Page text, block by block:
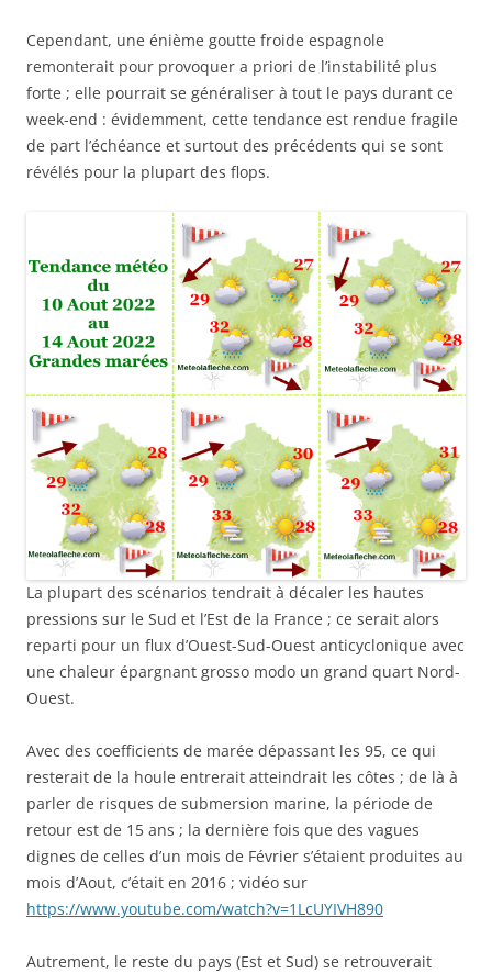
Cependant, une énième goutte froide espagnole
remonterait pour provoquer a priori de l’instabilité plus
forte ; elle pourrait se généraliser à tout le pays durant ce
week-end : évidemment, cette tendance est rendue fragile
de part l’échéance et surtout des précédents qui se sont
révélés pour la plupart des flops.
La plupart des scénarios tendrait à décaler les hautes
pressions sur le Sud et l’Est de la France ; ce serait alors
reparti pour un flux d’Ouest-Sud-Ouest anticyclonique avec
une chaleur épargnant grosso modo un grand quart Nord-
Ouest.
Avec des coefficients de marée dépassant les 95, ce qui
resterait de la houle entrerait atteindrait les côtes ; de là à
parler de risques de submersion marine, la période de
retour est de 15 ans ; la dernière fois que des vagues
dignes de celles d’un mois de Février s’étaient produites au
mois d’Aout, c’était en 2016 ; vidéo sur
https://www.youtube.com/watch?v=1LcUYIVH890
Autrement, le reste du pays (Est et Sud) se retrouverait